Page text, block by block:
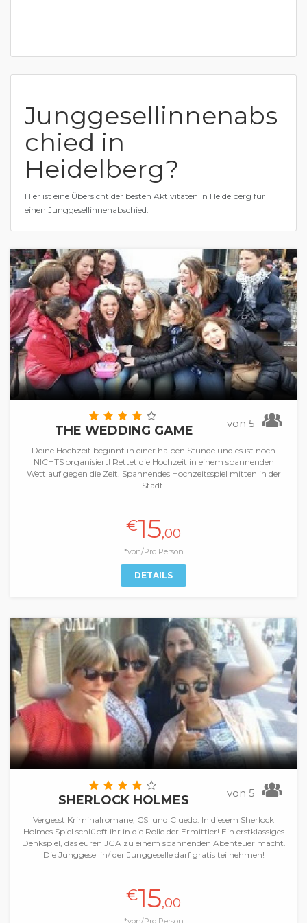
Junggesellinnenabs
chied in
Heidelberg?
Hier ist eine Übersicht der besten Aktivitäten in Heidelberg für
einen Junggesellinnenabschied.
von 5
THE WEDDING GAME
Deine Hochzeit beginnt in einer halben Stunde und es ist noch
NICHTS organisiert! Rettet die Hochzeit in einem spannenden
Wettlauf gegen die Zeit. Spannendes Hochzeitsspiel mitten in der
Stadt!
€15,00
*von/Pro Person
DETAILS
von 5
SHERLOCK HOLMES
Vergesst Kriminalromane, CSI und Cluedo. In diesem Sherlock
Holmes Spiel schlüpft ihr in die Rolle der Ermittler! Ein erstklassiges
Denkspiel, das euren JGA zu einem spannenden Abenteuer macht.
Die Junggesellin/ der Junggeselle darf gratis teilnehmen!
€15,00
*von/Pro Person